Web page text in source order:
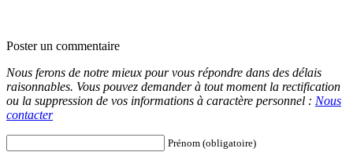
Poster un commentaire
Nous ferons de notre mieux pour vous répondre dans des délais
raisonnables. Vous pouvez demander à tout moment la rectification
ou la suppression de vos informations à caractère personnel : Nous
contacter
Prénom (obligatoire)